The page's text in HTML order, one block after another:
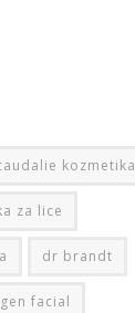
kozmetika
za lice
dr brandt
facial